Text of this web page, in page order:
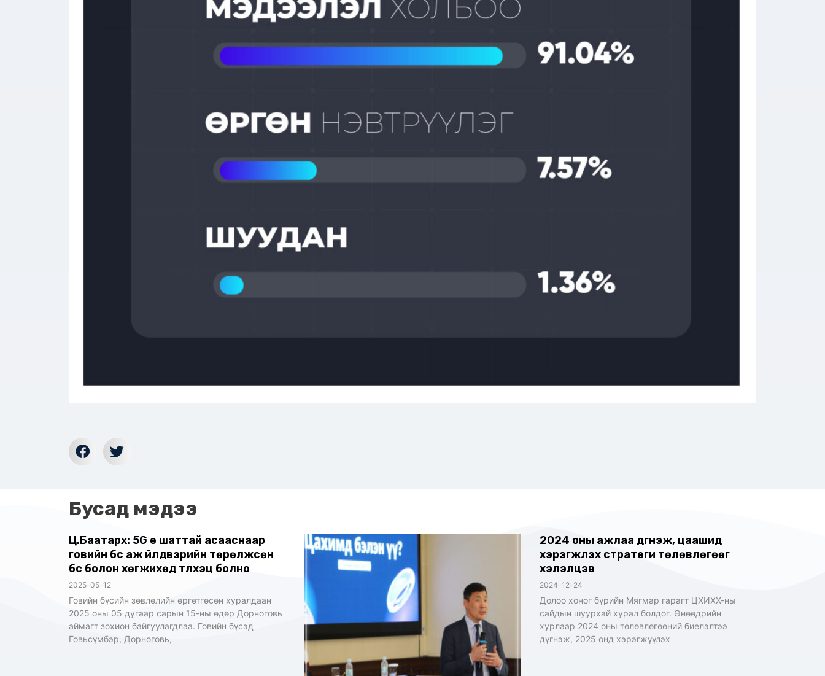
Бусад мэдээ
Ц.Баатархүү: 5G үе шаттай асааснаар
говийн бүс аж үйлдвэрийн төрөлжсөн
бүс болон хөгжихөд түлхэц болно
2025-05-12
Говийн бүсийн зөвлөлийн өргөтгөсөн хуралдаан
2025 оны 05 дугаар сарын 15-ны өдөр Дорноговь
аймагт зохион байгуулагдлаа. Говийн бүсэд
Говьсүмбэр, Дорноговь,
2024 оны ажлаа дүгнэж, цаашид
хэрэгжүүлэх стратеги төлөвлөгөөг
хэлэлцэв
2024-12-24
Долоо хоног бүрийн Мягмар гарагт ЦХИХХ-ны
сайдын шуурхай хурал болдог. Өнөөдрийн
хурлаар 2024 оны төлөвлөгөөний биелэлтээ
дүгнэж, 2025 онд хэрэгжүүлэх